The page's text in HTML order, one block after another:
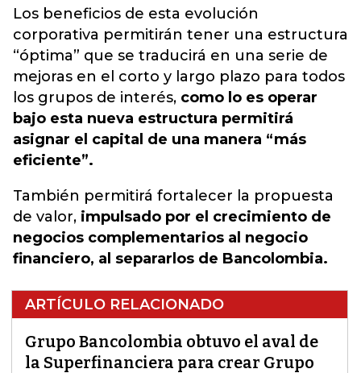
Los beneficios de esta evolución
corporativa permitirán tener una estructura
“óptima” que se traducirá en una serie de
mejoras en el corto y largo plazo para todos
los grupos de interés, como lo es operar
bajo esta nueva estructura permitirá
asignar el capital de una manera “más
eficiente”.
También permitirá fortalecer la propuesta
de valor, impulsado por el crecimiento de
negocios complementarios al negocio
financiero, al separarlos de Bancolombia.
ARTÍCULO RELACIONADO
Grupo Bancolombia obtuvo el aval de
la Superfinanciera para crear Grupo